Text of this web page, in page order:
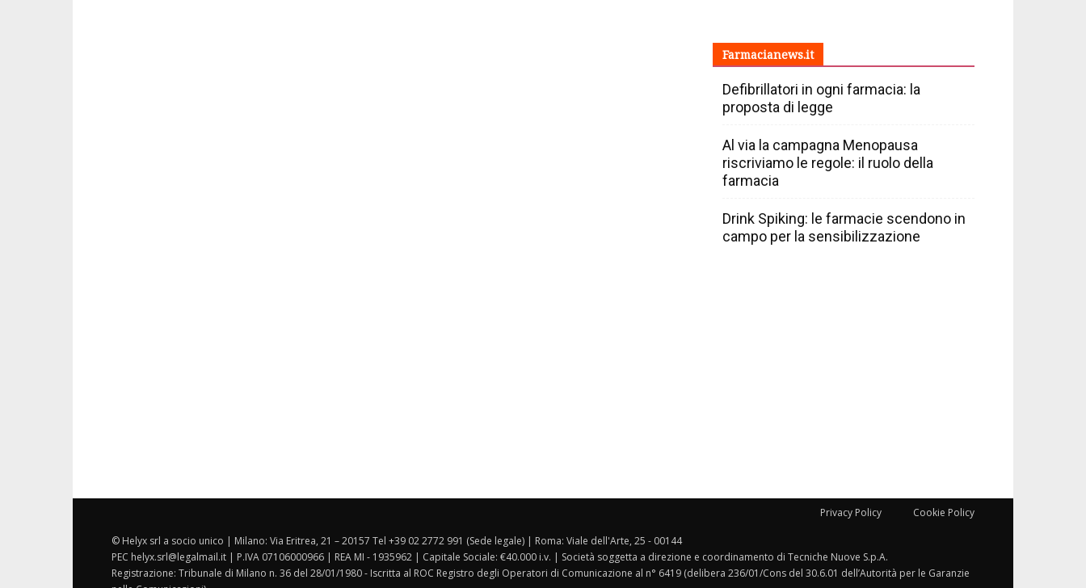
Farmacianews.it
Defibrillatori in ogni farmacia: la
proposta di legge
Al via la campagna Menopausa
riscriviamo le regole: il ruolo della
farmacia
Drink Spiking: le farmacie scendono in
campo per la sensibilizzazione
Privacy Policy Cookie Policy
© Helyx srl a socio unico | Milano: Via Eritrea, 21 – 20157 Tel +39 02 2772 991 (Sede legale) | Roma: Viale dell'Arte, 25 - 00144
PEC helyx.srl@legalmail.it | P.IVA 07106000966 | REA MI - 1935962 | Capitale Sociale: €40.000 i.v. | Società soggetta a direzione e coordinamento di Tecniche Nuove S.p.A.
Registrazione: Tribunale di Milano n. 36 del 28/01/1980 - Iscritta al ROC Registro degli Operatori di Comunicazione al n° 6419 (delibera 236/01/Cons del 30.6.01 dell’Autorità per le Garanzie